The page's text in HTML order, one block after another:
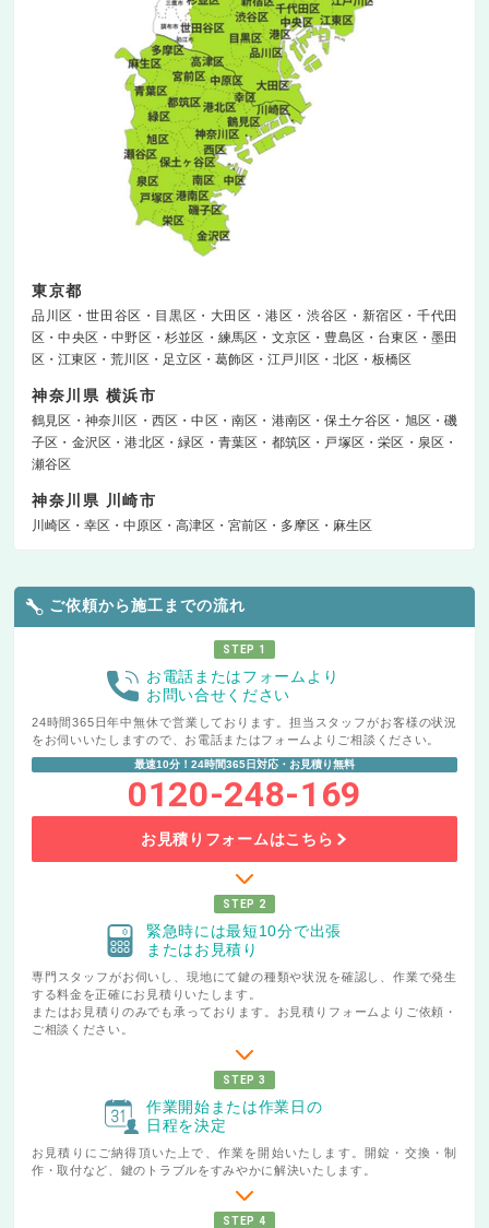
東京都
品川区 世田谷区 目黒区 大田区 港区 渋谷区 新宿区
千代田
区
中央区 中野区 杉並区 練馬区 文京区 豊島区 台東区
墨田
区
江東区 荒川区 足立区 葛飾区 江戸川区 北区 板橋区
神奈川県 横浜市
鶴見区 神奈川区 西区 中区 南区 港南区 保土ケ谷区 旭区
磯
子区
金沢区 港北区 緑区 青葉区 都筑区 戸塚区 栄区
泉区
瀬谷区
神奈川県 川崎市
川崎区 幸区 中原区 高津区 宮前区 多摩区 麻生区
ご依頼から施工までの流れ
STEP 1
お電話またはフォームより
お問い合せください
24時間365日年中無休で営業しております。担当スタッフがお客様の状況
をお伺いいたしますので、お電話またはフォームよりご相談ください。
最速10分！24時間365日対応・お見積り無料
0120-248-169
お見積りフォームはこちら
STEP 2
緊急時には最短10分で出張
またはお見積り
専門スタッフがお伺いし、現地にて鍵の種類や状況を確認し、作業で発生
する料金を正確にお見積りいたします。
またはお見積りのみでも承っております。お見積りフォームよりご依頼・
ご相談ください。
STEP 3
作業開始または作業日の
日程を決定
お見積りにご納得頂いた上で、作業を開始いたします。開錠・交換・制
作・取付など、鍵のトラブルをすみやかに解決いたします。
STEP 4